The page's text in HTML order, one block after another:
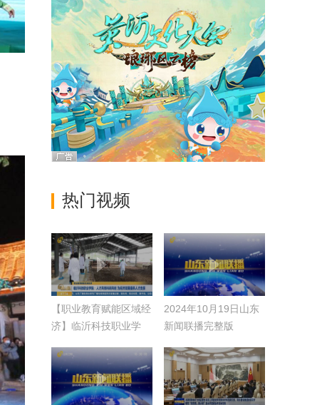
热门视频
【职业教育赋能区域经
济】临沂科技职业学
为经济发展提供人才支
2024年10月19日山东
新闻联播完整版